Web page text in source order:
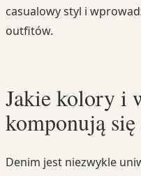
casualowy styl i
outfitów.
Jakie kolory i
komponują
Denim jest niezwykle